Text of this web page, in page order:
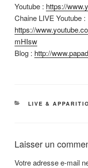
Youtube : https://
Chaine LIVE Youtube :
https://
mHIsw
Blog : http://
CATÉGORIES
LIVE &
Laisser un
Votre adresse e-mail